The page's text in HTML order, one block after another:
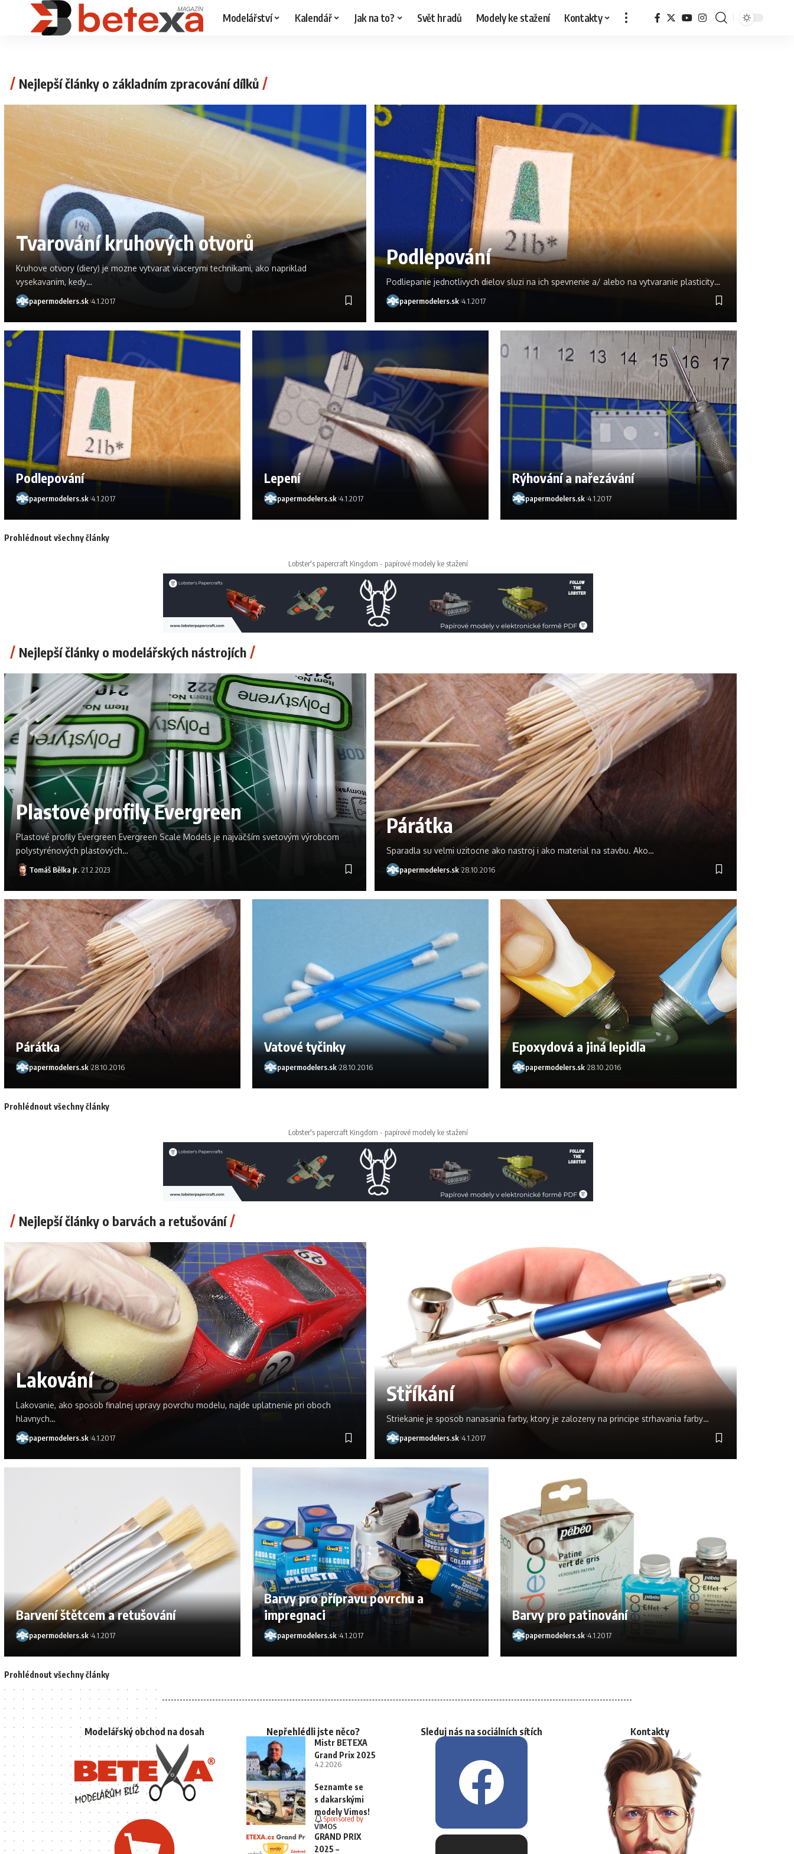
Modelářství Kalendář Jak na to? Svět hradů Modely ke stažení Kontakty
Nejlepší články o základním zpracování dílků
Tvarování kruhových otvorů
Kruhove otvory (diery) je mozne vytvarat viacerymi technikami, ako napriklad
vysekavanim, kedy…
papermodelers.sk 4.1.2017
Podlepování
Podliepanie jednotlivych dielov sluzi na ich spevnenie a/ alebo na vytvaranie plasticity…
papermodelers.sk 4.1.2017
Podlepování
papermodelers.sk 4.1.2017
Lepení
papermodelers.sk 4.1.2017
Rýhování a nařezávání
papermodelers.sk 4.1.2017
Prohlédnout všechny články
Lobster's papercraft Kingdom - papírové modely ke stažení
Nejlepší články o modelářských nástrojích
Plastové profily Evergreen
Plastové profily Evergreen Evergreen Scale Models je najväčším svetovým výrobcom
polystyrénových plastových…
Tomáš Bělka Jr. 21.2.2023
Párátka
Sparadla su velmi uzitocne ako nastroj i ako material na stavbu. Ako…
papermodelers.sk 28.10.2016
Párátka
papermodelers.sk 28.10.2016
Vatové tyčinky
papermodelers.sk 28.10.2016
Epoxydová a jiná lepidla
papermodelers.sk 28.10.2016
Prohlédnout všechny články
Lobster's papercraft Kingdom - papírové modely ke stažení
Nejlepší články o barvách a retušování
Lakování
Lakovanie, ako sposob finalnej upravy povrchu modelu, najde uplatnenie pri oboch
hlavnych…
papermodelers.sk 4.1.2017
Stříkání
Striekanie je sposob nanasania farby, ktory je zalozeny na principe strhavania farby…
papermodelers.sk 4.1.2017
Barvení štětcem a retušování
papermodelers.sk 4.1.2017
Barvy pro přípravu povrchu a
impregnaci
papermodelers.sk 4.1.2017
Barvy pro patinování
papermodelers.sk 4.1.2017
Prohlédnout všechny články
Modelářský obchod na dosah Nepřehlédli jste něco?
Mistr BETEXA
Grand Prix 2025
4.2.2026
Seznamte se
s dakarskými
modely Vimos!
Sponsored by
VIMOS
GRAND PRIX
2025 –
Sleduj nás na sociálních sítích Kontakty